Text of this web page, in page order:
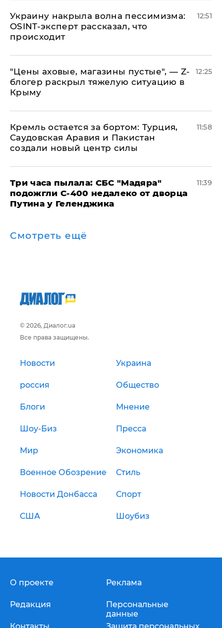
​Украину накрыла волна пессимизма:
OSINT-эксперт рассказал, что
происходит
12:51
​"Цены аховые, магазины пустые", — Z-
блогер раскрыл тяжелую ситуацию в
Крыму
12:25
​Кремль остается за бортом: Турция,
Саудовская Аравия и Пакистан
создали новый центр силы
11:58
Три часа пылала: СБС "Мадяра"
подожгли С-400 недалеко от дворца
Путина у Геленджика
11:39
Смотреть ещё
© 2026, Диалог.ua
Все права защищены.
Новости Украина
россия Общество
Блоги Мнение
Шоу-Биз Пресса
Мир Экономика
Военное Обозрение Стиль
Новости Донбасса Спорт
США Шоубиз
О проекте
Редакция
Реклама
Персональные
данные